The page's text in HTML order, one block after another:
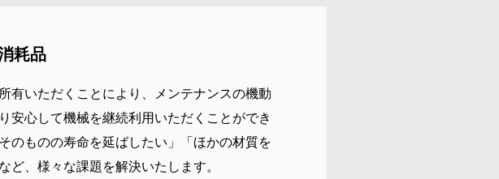
耗品
有いただくことにより、メンテナンスの機動
安心して機械を継続利用いただくことができ
のものの寿命を延ばしたい」「ほかの材質を
ど、様々な課題を解決いたします。